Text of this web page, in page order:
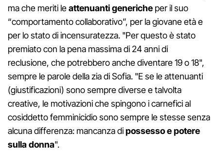
ma che meriti leattenuanti generiche per il suo
“comportamento collaborativo”, per la giovane età e
per lo stato di incensuratezza. "Per questo è stato
premiato con la pena massima di 24 anni di
reclusione, che potrebbero anche diventare 19 o 18",
sempre le parole della zia di Sofia. "E se le attenuanti
(giustificazioni) sono sempre diverse e talvolta
creative, le motivazioni che spingono i carnefici al
cosiddetto femminicidio sono sempre le stesse senza
alcuna differenza: mancanza dipossesso e potere
sulla donna".